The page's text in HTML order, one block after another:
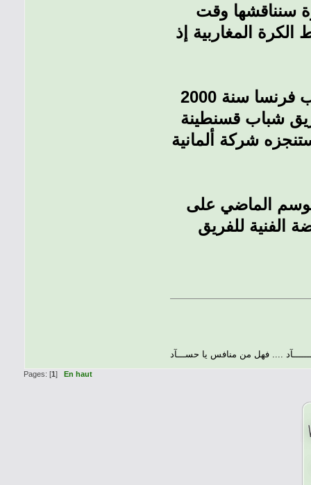
سنناقشها وقت
المغاربية إذ
واستنادا إلى بولحبيب سيتولى روجي لومار (71 سنة) المتوج بكأس أمم أوروبا مع منتخب فرنسا سنة 2000
مركز تكوين فريق شباب قسنطينة
ويتربع على 3 هكتارات، والذي ستنجزه شركة ألمانية
(41 سنة) الذي كان الموسم الماضي على
الفنية للفريق
.... فهل من منافس يا حســـآد
Pages: [1 ] En haut